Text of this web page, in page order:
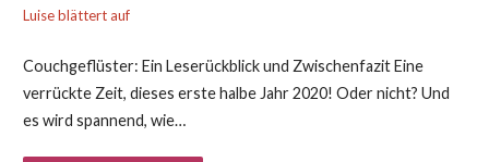
Luise blättert auf
Couchgeflüster: Ein Leserückblick und Zwischenfazit Eine
verrückte Zeit, dieses erste halbe Jahr 2020! Oder nicht? Und
es wird spannend, wie…